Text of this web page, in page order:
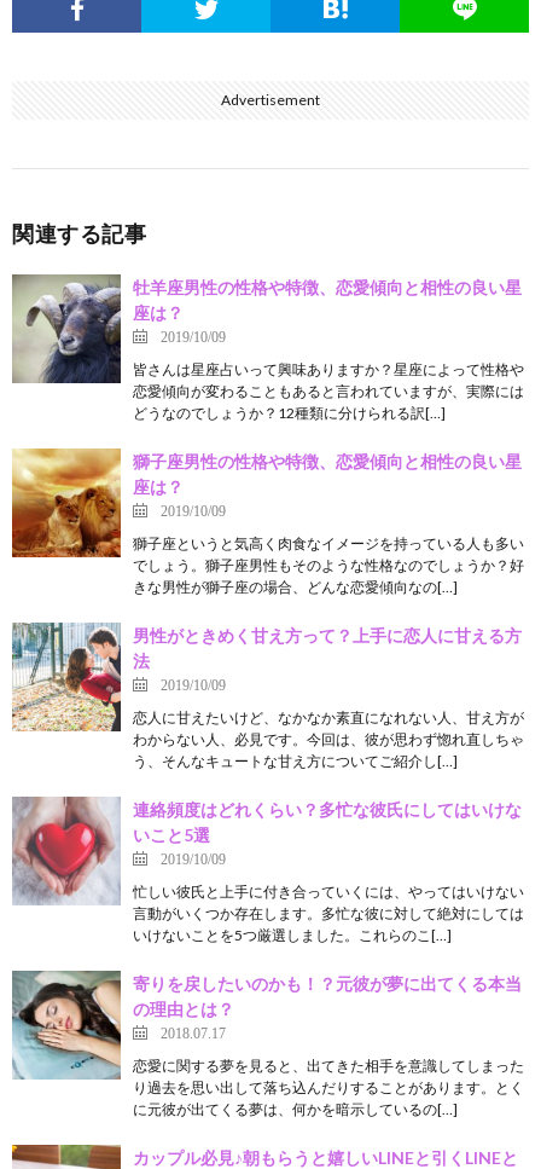
Advertisement
関連する記事
牡羊座男性の性格や特徴、恋愛傾向と相性の良い星
座は？
2019/10/09
皆さんは星座占いって興味ありますか？星座によって性格や
恋愛傾向が変わることもあると言われていますが、実際には
どうなのでしょうか？12種類に分けられる訳[…]
獅子座男性の性格や特徴、恋愛傾向と相性の良い星
座は？
2019/10/09
獅子座というと気高く肉食なイメージを持っている人も多い
でしょう。獅子座男性もそのような性格なのでしょうか？好
きな男性が獅子座の場合、どんな恋愛傾向なの[…]
男性がときめく甘え方って？上手に恋人に甘える方
法
2019/10/09
恋人に甘えたいけど、なかなか素直になれない人、甘え方が
わからない人、必見です。今回は、彼が思わず惚れ直しちゃ
う、そんなキュートな甘え方についてご紹介し[…]
連絡頻度はどれくらい？多忙な彼氏にしてはいけな
いこと5選
2019/10/09
忙しい彼氏と上手に付き合っていくには、やってはいけない
言動がいくつか存在します。多忙な彼に対して絶対にしては
いけないことを5つ厳選しました。これらのこ[…]
寄りを戻したいのかも！？元彼が夢に出てくる本当
の理由とは？
2018.07.17
恋愛に関する夢を見ると、出てきた相手を意識してしまった
り過去を思い出して落ち込んだりすることがあります。とく
に元彼が出てくる夢は、何かを暗示しているの[…]
カップル必見♪朝もらうと嬉しいLINEと引くLINEと